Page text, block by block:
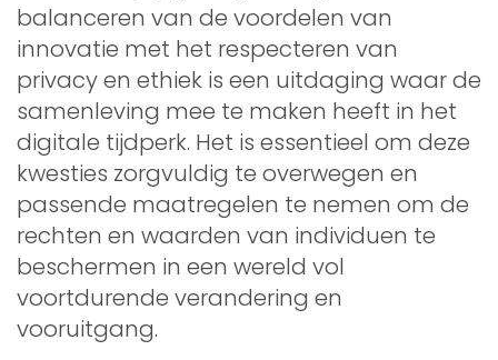
balanceren van de voordelen van
innovatie met het respecteren van
privacy en ethiek is een uitdaging waar de
samenleving mee te maken heeft in het
digitale tijdperk. Het is essentieel om deze
kwesties zorgvuldig te overwegen en
passende maatregelen te nemen om de
rechten en waarden van individuen te
beschermen in een wereld vol
voortdurende verandering en
vooruitgang.